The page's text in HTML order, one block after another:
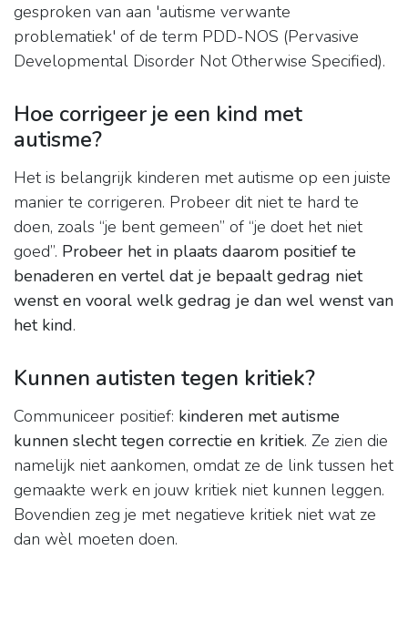
gesproken van aan 'autisme verwante
problematiek' of de term PDD-NOS (Pervasive
Developmental Disorder Not Otherwise Specified).
Hoe corrigeer je een kind met
autisme?
Het is belangrijk kinderen met autisme op een juiste
manier te corrigeren. Probeer dit niet te hard te
doen, zoals “je bent gemeen” of “je doet het niet
goed”. Probeer het in plaats daarom positief te
benaderen en vertel dat je bepaalt gedrag niet
wenst en vooral welk gedrag je dan wel wenst van
het kind.
Kunnen autisten tegen kritiek?
Communiceer positief: kinderen met autisme
kunnen slecht tegen correctie en kritiek. Ze zien die
namelijk niet aankomen, omdat ze de link tussen het
gemaakte werk en jouw kritiek niet kunnen leggen.
Bovendien zeg je met negatieve kritiek niet wat ze
dan wèl moeten doen.